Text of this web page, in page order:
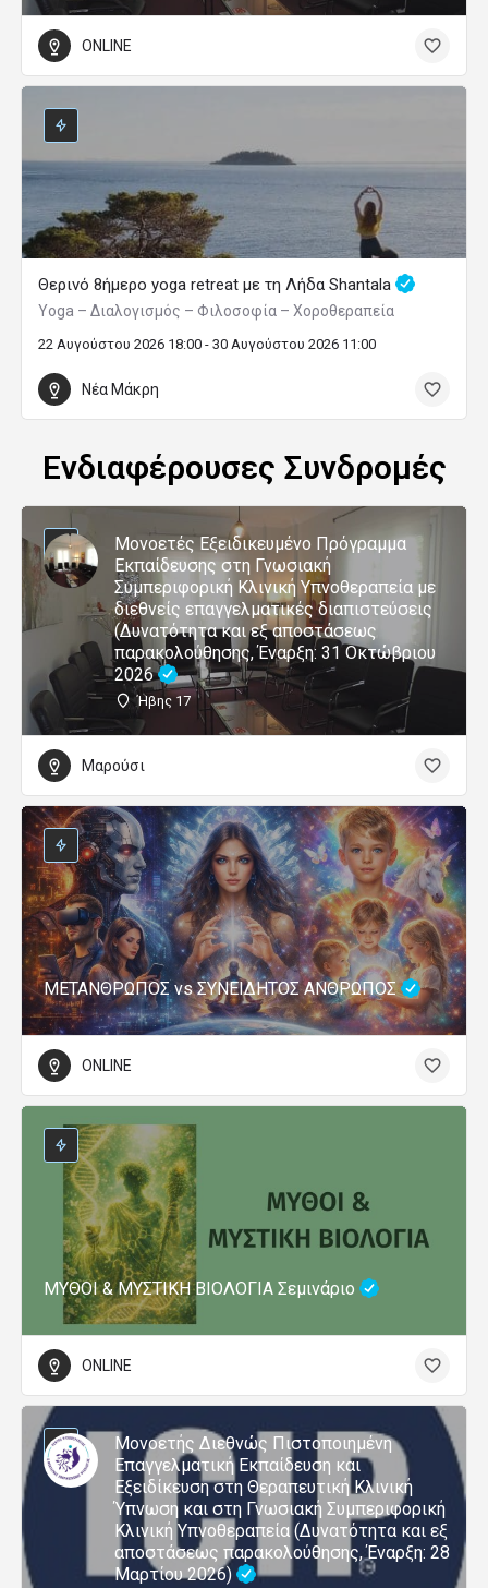
ONLINE
Θερινό 8ήμερο yoga retreat με τη Λήδα Shantala
Yoga – Διαλογισμός – Φιλοσοφία – Χοροθεραπεία
22 Αυγούστου 2026 18:00 - 30 Αυγούστου 2026 11:00
Νέα Μάκρη
Ενδιαφέρουσες Συνδρομές
Μονοετές Εξειδικευμένο Πρόγραμμα
Εκπαίδευσης στη Γνωσιακή
Συμπεριφορική Κλινική Υπνοθεραπεία με
διεθνείς επαγγελματικές διαπιστεύσεις
(Δυνατότητα και εξ αποστάσεως
παρακολούθησης, Έναρξη: 31 Οκτώβριου
2026
Ήβης 17
Μαρούσι
ΜΕΤΑΝΘΡΩΠΟΣ vs ΣΥΝΕΙΔΗΤΟΣ ΑΝΘΡΩΠΟΣ
ONLINE
ΜΥΘΟΙ & ΜΥΣΤΙΚΗ ΒΙΟΛΟΓΙΑ Σεμινάριο
ONLINE
Μονοετής Διεθνώς Πιστοποιημένη
Επαγγελματική Εκπαίδευση και
Εξειδίκευση στη Θεραπευτική Κλινική
Ύπνωση και στη Γνωσιακή Συμπεριφορική
Κλινική Υπνοθεραπεία (Δυνατότητα και εξ
αποστάσεως παρακολούθησης, Έναρξη: 28
Μαρτίου 2026)